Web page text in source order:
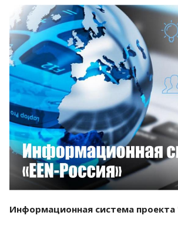
Смотреть проект
Информационная система проекта